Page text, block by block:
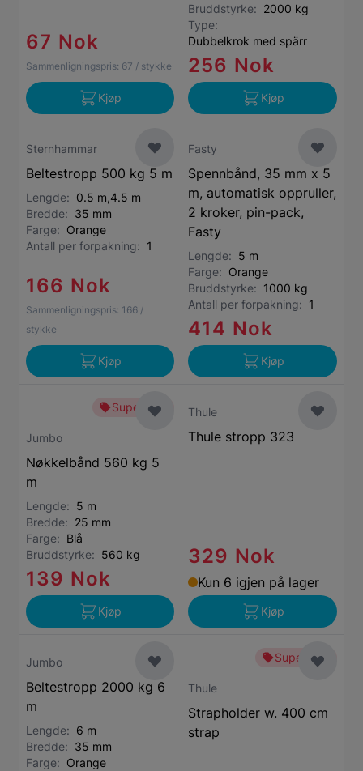
67 Nok
Sammenligningspris: 67 / stykke
Kjøp
Bruddstyrke: 2000 kg
Type:
Dubbelkrok med spärr
256 Nok
Kjøp
Sternhammar
Beltestropp 500 kg 5 m
Lengde: 0.5 m,4.5 m
Bredde: 35 mm
Farge: Orange
Antall per forpakning: 1
166 Nok
Sammenligningspris: 166 /
stykke
Kjøp
Fasty
Spennbånd, 35 mm x 5
m, automatisk oppruller,
2 kroker, pin-pack,
Fasty
Lengde: 5 m
Farge: Orange
Bruddstyrke: 1000 kg
Antall per forpakning: 1
414 Nok
Kjøp
Superbillig
Jumbo
Nøkkelbånd 560 kg 5
m
Lengde: 5 m
Bredde: 25 mm
Farge: Blå
Bruddstyrke: 560 kg
139 Nok
Kjøp
Thule
Thule stropp 323
329 Nok
Kun 6 igjen på lager
Kjøp
Jumbo
Beltestropp 2000 kg 6
m
Lengde: 6 m
Bredde: 35 mm
Farge: Orange
Superbillig
Thule
Strapholder w. 400 cm
strap